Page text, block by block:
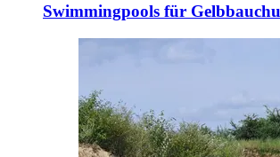
Swimmingpools für